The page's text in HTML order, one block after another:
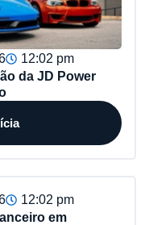
12:02 pm
da JD Power
12:02 pm
em